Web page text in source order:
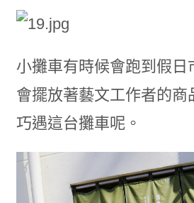
小攤車有時候會跑到假日
會擺放著藝文工作者的商
巧遇這台攤車呢。